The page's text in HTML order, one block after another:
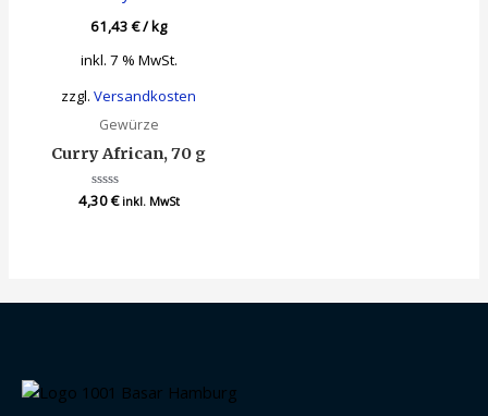
61,43€/kg
inkl. 7 % MwSt.
zzgl.Versandkosten
Gewürze
Curry African, 70 g
Bewertet
4,30€ inkl. MwSt